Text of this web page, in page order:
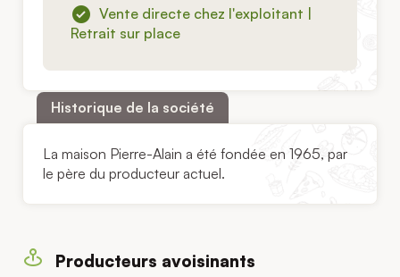
Vente directe chez l'exploitant |
Retrait sur place
Historique de la société
La maison Pierre-Alain a été fondée en 1965, par
le père du producteur actuel.
Producteurs avoisinants